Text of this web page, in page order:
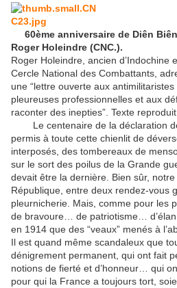
60ème anniversaire de Diên
Roger Holeindre (CNC.).
Roger Holeindre, ancien d’Indochine
Cercle National des Combattants,
une “lettre ouverte aux
pleureuses professionnelles et aux
raconter des inepties”. Texte
Le centenaire de la déclaration
permis à toute cette chienlit de
interposés, des tombereaux de
sur le sort des poilus de la Grande
devait être la dernière. Bien sûr,
République, entre deux rendez-vous
pleurnicherie. Mais, comme pour les
de bravoure… de patriotisme… d’élan
en 1914 que des “veaux” menés à
Il est quand même scandaleux que
dénigrement permanent, qui ont fait
notions de fierté et d’honneur… qui
pour qui la France a toujours tort,